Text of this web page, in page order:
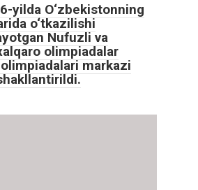
yilda O‘zbekistonning
o‘tkazilishi
Nufuzli va
olimpiadalar
markazi